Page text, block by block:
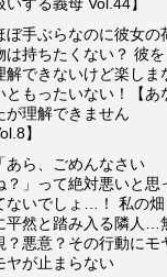
ぼ手ぶらなのに彼女の
は持ちたくない？ 彼を
解できないけど楽しま
ともったいない！【あ
が理解できません
】
「あら、ごめんなさい
？」って絶対悪いと思
ないでしょ…！ 私の畑
平然と踏み入る隣人…
？悪意？その行動にモ
ヤが止まらない